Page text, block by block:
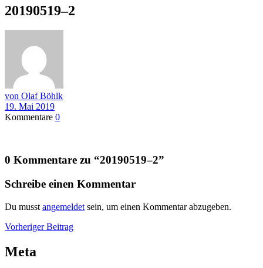
20190519–2
von Olaf Böhlk
19. Mai 2019
Kommentare 0
0 Kommentare zu “20190519–2”
Schreibe einen Kommentar
Du musst angemeldet sein, um einen Kommentar abzugeben.
Beitragsnavigation
Vorheriger BeitragVorheriger
Meta